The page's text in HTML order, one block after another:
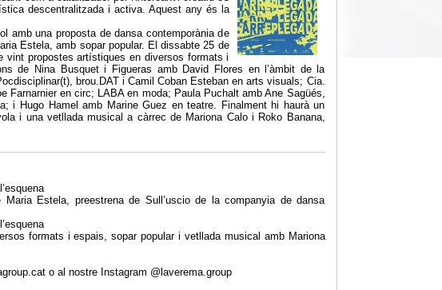
descentralitzada i activa. Aquest any és la
amb una proposta de dansa contemporània de
Estela, amb sopar popular. El dissabte 25 de
vint propostes artístiques en diversos formats i
de Nina Busquet i Figueras amb David Flores en l’àmbit de la
brou.DAT i Camil Coban Esteban en arts visuals; Cia.
Farnarnier en circ; LABA en moda; Paula Puchalt amb Ane Sagüés,
i Hugo Hamel amb Marine Guez en teatre. Finalment hi haurà un
i una vetllada musical a càrrec de Mariona Calo i Roko Banana,
Estela, preestrena de Sull’uscio de la companyia de dansa
formats i espais, sopar popular i vetllada musical amb Mariona
o al nostre Instagram @laverema.group